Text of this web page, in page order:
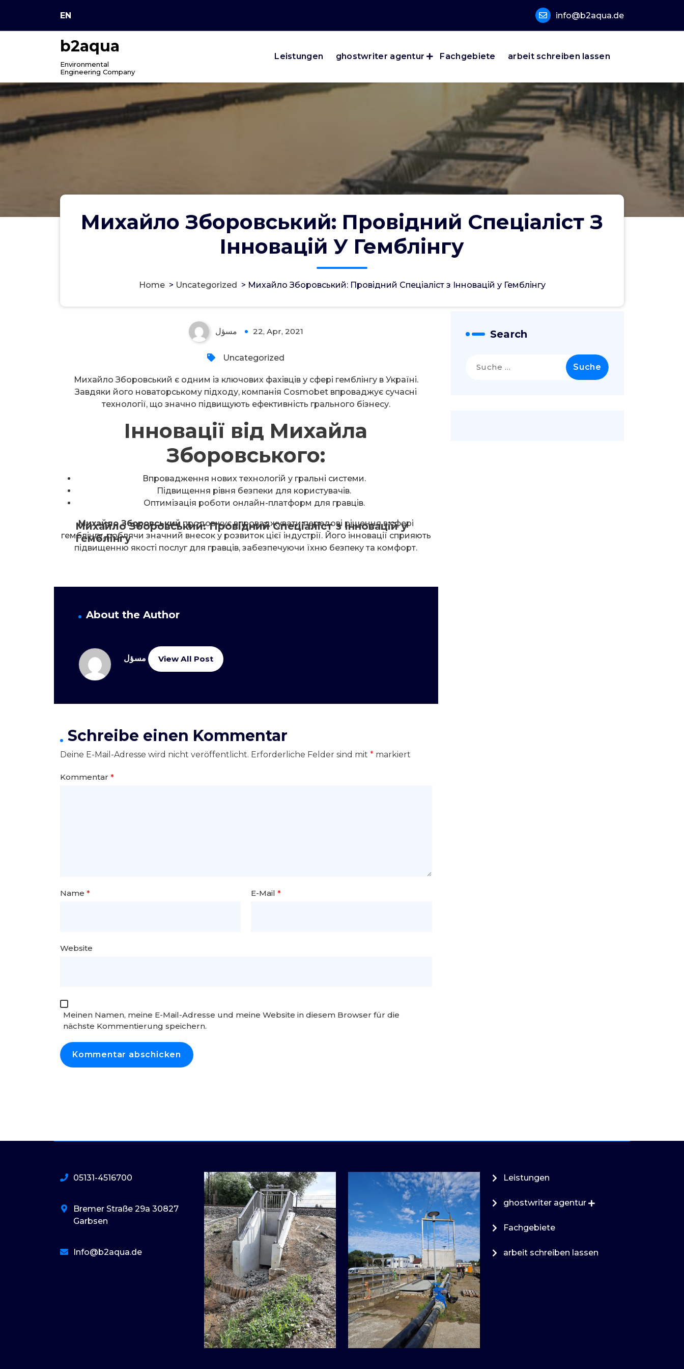
content
EN info@b2aqua.de
b2aqua
Environmental
Engineering Company
Leistungen ghostwriter agentur Fachgebiete arbeit schreiben lassen
Михайло Зборовський: Провідний Спеціаліст З
Інновацій У Гемблінгу
Home> Uncategorized > Михайло Зборовський: Провідний Спеціаліст з Інновацій у Гемблінгу
مسؤل 22, Apr, 2021
Uncategorized
Михайло Зборовський: Провідний Спеціаліст з Інновацій у
Гемблінгу
Михайло Зборовський є одним із ключових фахівців у сфері гемблінгу в Україні.
Завдяки його новаторському підходу, компанія Cosmobet впроваджує сучасні
технології, що значно підвищують ефективність грального бізнесу.
Інновації від Михайла
Зборовського:
Впровадження нових технологій у гральні системи.
Підвищення рівня безпеки для користувачів.
Оптимізація роботи онлайн-платформ для гравців.
Михайло Зборовськийпродовжує впроваджувати передові рішення в сфері
гемблінгу, роблячи значний внесок у розвиток цієї індустрії. Його інновації сприяють
підвищенню якості послуг для гравців, забезпечуючи їхню безпеку та комфорт.
About the Author
مسؤل View All Post
Schreibe einen Kommentar
Deine E-Mail-Adresse wird nicht veröffentlicht. Erforderliche Felder sind mit * markiert
Kommentar *
Name * E-Mail*
Website
Meinen Namen, meine E-Mail-Adresse und meine Website in diesem Browser für die
nächste Kommentierung speichern.
Search
nach:
05131-4516700
Bremer Straße 29a 30827
Garbsen
Info@b2aqua.de
Leistungen
ghostwriter agentur
Fachgebiete
arbeit schreiben lassen